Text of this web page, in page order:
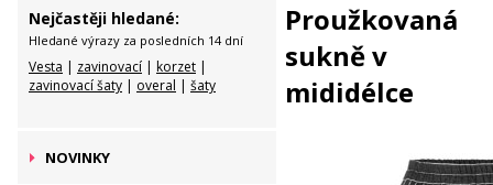
Nejčastěji hledané:
Hledané výrazy za posledních 14 dní
Vesta | zavinovací | korzet |
zavinovací šaty | overal | šaty
NOVINKY
Proužkovaná
sukně v
mididélce